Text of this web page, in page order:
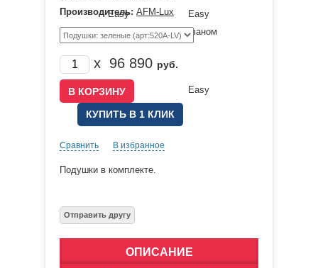
Производитель: AFM-Lux
x 96 890 руб.
КУПИТЬ В 1 КЛИК
Сравнить В избранное
Подушки в комплекте.
ОПИСАНИЕ